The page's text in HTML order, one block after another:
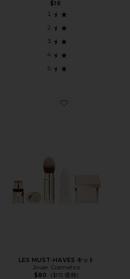
$16
Favorite LES MUST-
LES MUST-HAVES キット
Jouer Cosmetics
$80
($115 価格)